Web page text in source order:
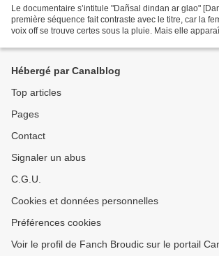
Le documentaire s’intitule "Dañsal dindan ar glao"
première séquence fait contraste avec le titre, car la
voix off se trouve certes sous la pluie. Mais elle
Hébergé par Canalblog
Top articles
Pages
Contact
Signaler un abus
C.G.U.
Cookies et données personnelles
Préférences cookies
Voir le profil de Fanch Broudic sur le portail